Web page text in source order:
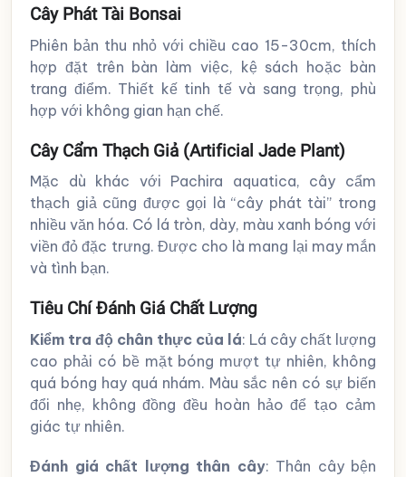
Cây Phát Tài Bonsai
Phiên bản thu nhỏ với chiều cao 15-30cm, thích
hợp đặt trên bàn làm việc, kệ sách hoặc bàn
trang điểm. Thiết kế tinh tế và sang trọng, phù
hợp với không gian hạn chế.
Cây Cẩm Thạch Giả (Artificial Jade Plant)
Mặc dù khác với Pachira aquatica, cây cẩm
thạch giả cũng được gọi là “cây phát tài” trong
nhiều văn hóa. Có lá tròn, dày, màu xanh bóng với
viền đỏ đặc trưng. Được cho là mang lại may mắn
và tình bạn.
Tiêu Chí Đánh Giá Chất Lượng
Kiểm tra độ chân thực của lá: Lá cây chất lượng
cao phải có bề mặt bóng mượt tự nhiên, không
quá bóng hay quá nhám. Màu sắc nên có sự biến
đổi nhẹ, không đồng đều hoàn hảo để tạo cảm
giác tự nhiên.
Đánh giá chất lượng thân cây: Thân cây bện